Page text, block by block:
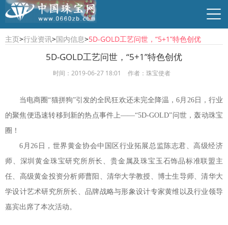
行业资讯 珠宝资讯 商贸供求 时尚品牌
主页>行业资讯>国内信息>5D-GOLD工艺问世，“5+1”特色创优
5D-GOLD工艺问世，“5+1”特色创优
时间：2019-06-27 18:01 作者：珠宝使者
当电商圈“猫拼狗”引发的全民狂欢还未完全降温，6月26日，行业
的聚焦便迅速转移到新的热点事件上——“5D-GOLD”问世，轰动珠宝
圈！
6月26日，世界黄金协会中国区行业拓展总监陈志君、高级经济
师、深圳黄金珠宝研究所所长、贵金属及珠宝玉石饰品标准联盟主
任、高级黄金投资分析师曹阳、清华大学教授、博士生导师、清华大
学设计艺术研究所所长、品牌战略与形象设计专家黄维以及行业领导
嘉宾出席了本次活动。